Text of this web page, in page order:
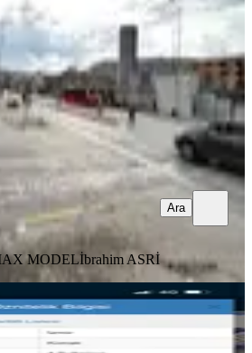
₺ 32.500.000 ₺
ASRİ
MODELİbrahim ASRİ
Ara
Konak 4. Sultaniye Satılık Arsa
1.kadriye Mahallesi